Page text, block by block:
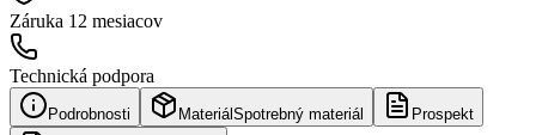
Záruka 12 mesiacov
Technická podpora
Podrobnosti Materiál Spotrebný materiál Prospekt